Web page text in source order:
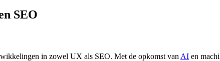
SEO
in zowel UX als SEO. Met de opkomst van AI en